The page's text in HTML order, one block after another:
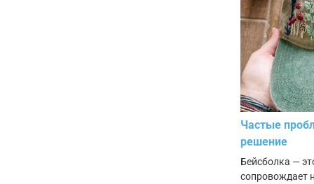
Частые
решение
Бейсболка —
сопровождает